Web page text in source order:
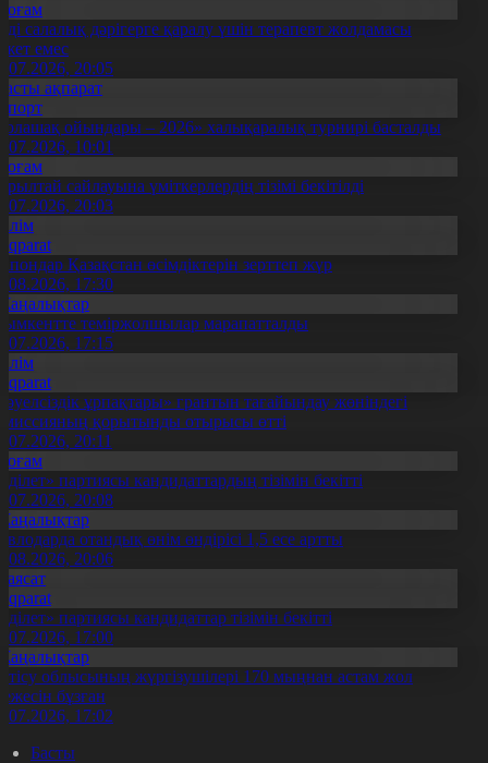
салалық дәрігерге қаралу үшін терапевт жолдамасы
емес
20:05
ақпарат
ойындары – 2026» халықаралық турнирі басталды
10:01
сайлауына үміткерлердің тізімі бекітілді
20:03
Қазақстан өсімдіктерін зерттеп жүр
17:30
теміржолшылар марапатталды
17:15
ұрпақтары» грантын тағайындау жөніндегі
қорытынды отырысы өтті
20:11
партиясы кандидаттардың тізімін бекітті
20:08
отандық өнім өндірісі 1,5 есе артты
20:06
партиясы кандидаттар тізімін бекітті
17:00
облысының жүргізушілері 170 мыңнан астам жол
бұзған
17:02
Басты